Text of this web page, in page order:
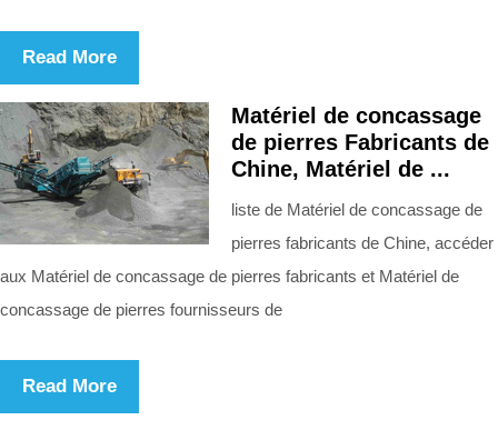
Read More
Matériel de concassage
de pierres Fabricants de
Chine, Matériel de ...
liste de Matériel de concassage de
pierres fabricants de Chine, accéder
aux Matériel de concassage de pierres fabricants et Matériel de
concassage de pierres fournisseurs de
Read More